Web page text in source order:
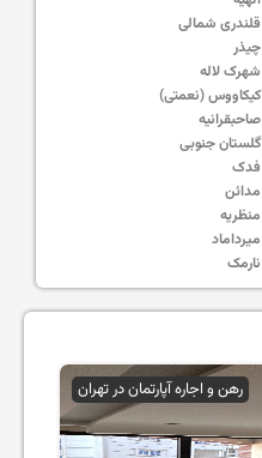
قلندری شمالی
چیذر
شهرک لاله
کیکاووس (نعمتی)
صاحبقرانیه
گلستان جنوبی
فدک
مدائن
منظریه
میرداماد
نارمک
رهن و اجاره آپارتمان در تهران